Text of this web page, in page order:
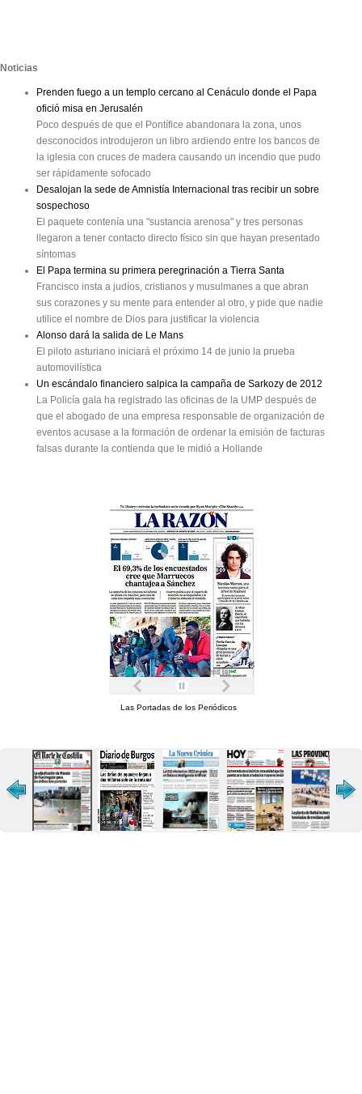
Noticias
Prenden fuego a un templo cercano al Cenáculo donde el Papa
ofició misa en Jerusalén
Poco después de que el Pontífice abandonara la zona, unos
desconocidos introdujeron un libro ardiendo entre los bancos de
la iglesia con cruces de madera causando un incendio que pudo
ser rápidamente sofocado
Desalojan la sede de Amnistía Internacional tras recibir un sobre
sospechoso
El paquete contenía una "sustancia arenosa" y tres personas
llegaron a tener contacto directo físico sin que hayan presentado
síntomas
El Papa termina su primera peregrinación a Tierra Santa
Francisco insta a judíos, cristianos y musulmanes a que abran
sus corazones y su mente para entender al otro, y pide que nadie
utilice el nombre de Dios para justificar la violencia
Alonso dará la salida de Le Mans
El piloto asturiano iniciará el próximo 14 de junio la prueba
automovilística
Un escándalo financiero salpica la campaña de Sarkozy de 2012
La Policía gala ha registrado las oficinas de la UMP después de
que el abogado de una empresa responsable de organización de
eventos acusase a la formación de ordenar la emisión de facturas
falsas durante la contienda que le midió a Hollande
Las Portadas de los Periódicos